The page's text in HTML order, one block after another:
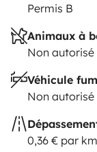
Permis B
Animaux à
Non autorisé
Véhicule
Non autorisé
0,36 € par